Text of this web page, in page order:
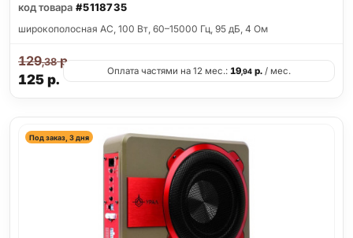
код товара #5118735
широкополосная АС, 100 Вт, 60–15000 Гц, 95 дБ, 4 Ом
125р.
129,38р.
Оплата частями на 12 мес.: 19,94р./ мес.
Под заказ, 3 дня